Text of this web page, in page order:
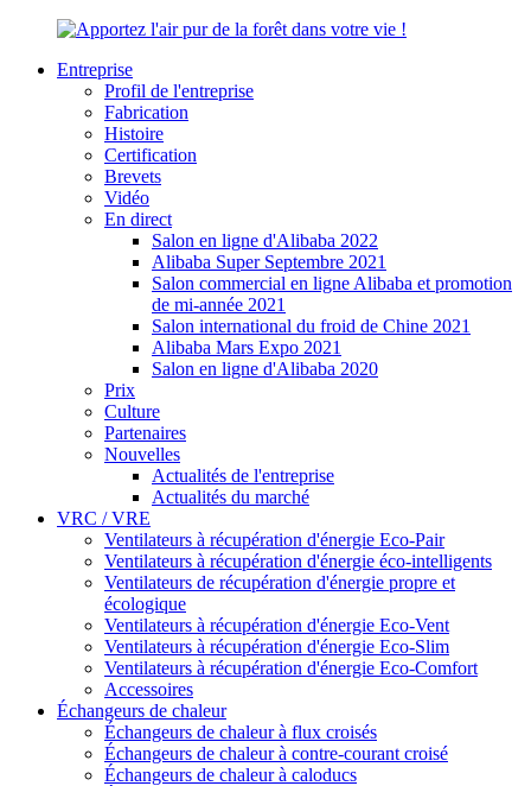
Entreprise
Profil de l'entreprise
Fabrication
Histoire
Certification
Brevets
Vidéo
En direct
Salon en ligne d'Alibaba 2022
Alibaba Super Septembre 2021
Salon commercial en ligne Alibaba et promotion
de mi-année 2021
Salon international du froid de Chine 2021
Alibaba Mars Expo 2021
Salon en ligne d'Alibaba 2020
Prix
Culture
Partenaires
Nouvelles
Actualités de l'entreprise
Actualités du marché
VRC / VRE
Ventilateurs à récupération d'énergie Eco-Pair
Ventilateurs à récupération d'énergie éco-intelligents
Ventilateurs de récupération d'énergie propre et
écologique
Ventilateurs à récupération d'énergie Eco-Vent
Ventilateurs à récupération d'énergie Eco-Slim
Ventilateurs à récupération d'énergie Eco-Comfort
Accessoires
Échangeurs de chaleur
Échangeurs de chaleur à flux croisés
Échangeurs de chaleur à contre-courant croisé
Échangeurs de chaleur à caloducs